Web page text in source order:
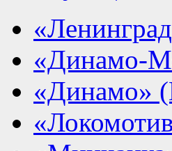
«Динамо-
«Динамо»